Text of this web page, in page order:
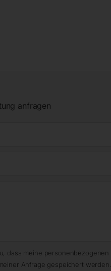
anfragen
dass meine personenbezogenen
Anfrage gespeichert